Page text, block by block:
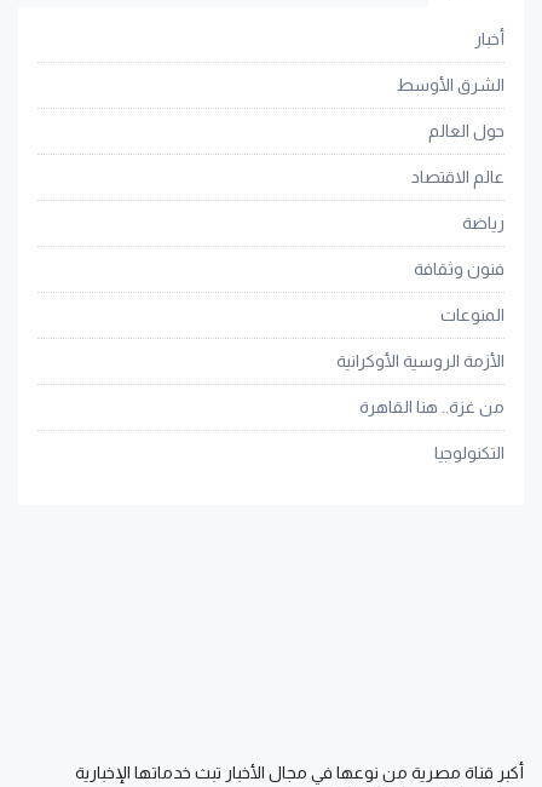
أخبار
الشرق الأوسط
حول العالم
عالم الاقتصاد
رياضة
فنون وثقافة
المنوعات
الأزمة الروسية الأوكرانية
من غزة.. هنا القاهرة
التكنولوجيا
أكبر قناة مصرية من نوعها في مجال الأخبار تبث خدماتها الإخبارية